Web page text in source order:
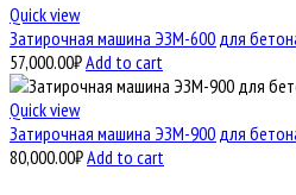
Quick view
Затирочная машина ЭЗМ-600 для
57,000.00₽Add to cart
Quick view
Затирочная машина ЭЗМ-900 для
80,000.00₽Add to cart